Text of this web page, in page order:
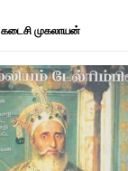
கடைசி முகலாயன்